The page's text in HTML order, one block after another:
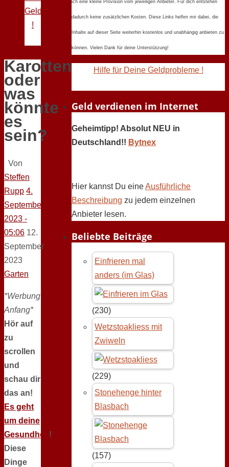
Geldprobleme
!
Karotten
oder
was
könnte
es
sein?
Von
Steffen
Rupp 4.
September
2023 -
05:06 12.
September
2023
Garten
*Werbung
Anfang*
Hör auf
zu
scrollen
und
schau dir
das an!
Es geht
um deine
Gesundheit !
Diese
Dinge
ich eine kleine Provision vom jeweiligen Anbieter. Für dich entstehen
dadurch keine zusätzlichen Kosten. Diese Links helfen mir dabei, die
Inhalte auf dieser Seite weiterhin kostenlos und unabhängig anbieten zu
können. Vielen Dank für deine Unterstützung!
Hilfe für Deine Geldprobleme !
Geld verdienen im Internet
Geheimtipp! Absolut NEU in
Deutschland!! Bytnex
Hier kannst Du eineAusführliche
Beschreibung zu jedem einzelnen
Anbieter lesen.
Beliebte Beiträge
Einfrieren mal
anders (im Glas)
(230)
Wetzstoakliess mit
Zwiweln
(229)
Stonehenge hinter
Blasbach
(157)